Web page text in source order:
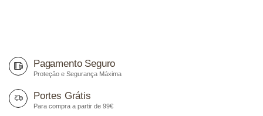
Pagamento Seguro
Proteção e Segurança Máxima
Portes Grátis
Para compra a partir de 99€